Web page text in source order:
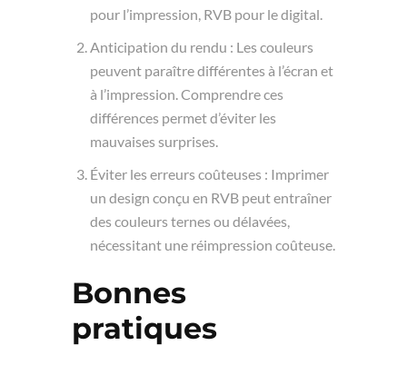
pour l’impression, RVB pour le digital.
Anticipation du rendu : Les couleurs
peuvent paraître différentes à l’écran et
à l’impression. Comprendre ces
différences permet d’éviter les
mauvaises surprises.
Éviter les erreurs coûteuses : Imprimer
un design conçu en RVB peut entraîner
des couleurs ternes ou délavées,
nécessitant une réimpression coûteuse.
Bonnes
pratiques